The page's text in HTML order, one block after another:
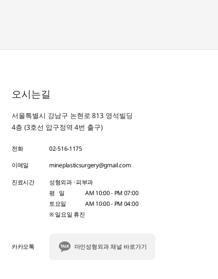
오시는길
서울특별시 강남구 논현로 813 영석빌딩
4층 (3호선 압구정역 4번 출구)
전화 02-516-1175
이메일 mineplasticsurgery@gmail.com
진료시간
성형외과 · 피부과
평 일
AM 10:00 - PM 07:00
토요일
AM 10:00 - PM 04:00
※ 일요일 휴진
카카오톡 마인성형외과 채널 바로가기